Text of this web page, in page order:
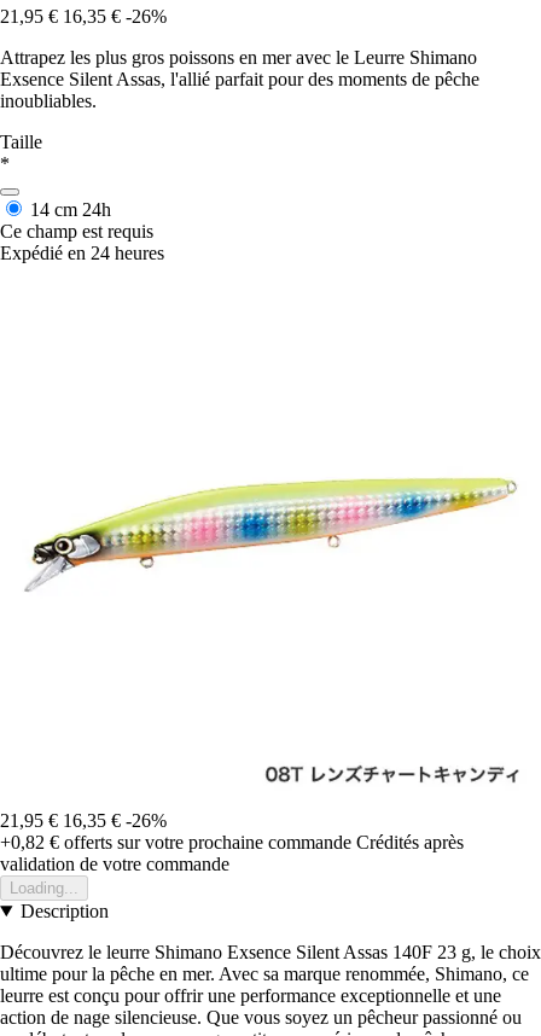
21,95 € 16,35 € -26%
Attrapez les plus gros poissons en mer avec le Leurre Shimano
Exsence Silent Assas, l'allié parfait pour des moments de pêche
inoubliables.
Taille
*
14 cm 24h
Ce champ est requis
Expédié en 24 heures
21,95 € 16,35 € -26%
+0,82 € offerts sur votre prochaine commande Crédités après
validation de votre commande
Loading...
Description
Découvrez le leurre Shimano Exsence Silent Assas 140F 23 g, le choix
ultime pour la pêche en mer. Avec sa marque renommée, Shimano, ce
leurre est conçu pour offrir une performance exceptionnelle et une
action de nage silencieuse. Que vous soyez un pêcheur passionné ou